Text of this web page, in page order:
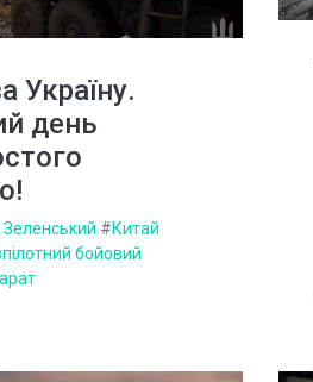
Україну.
день
#Китай
бойовий